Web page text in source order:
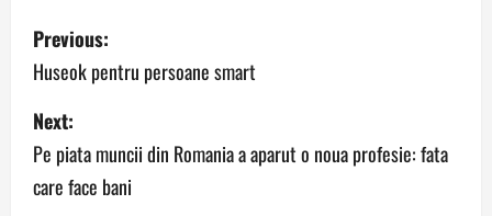
P
o
s
t
Previous:
Huseok pentru persoane smart
Next:
Pe piata muncii din Romania a aparut o noua profesie: fata
care face bani